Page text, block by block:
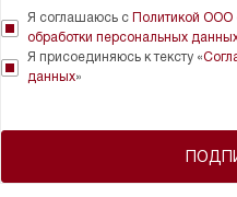
Я соглашаюсь с Политикой ООО
обработки персональных
Я присоединяюсь к тексту «
данных»